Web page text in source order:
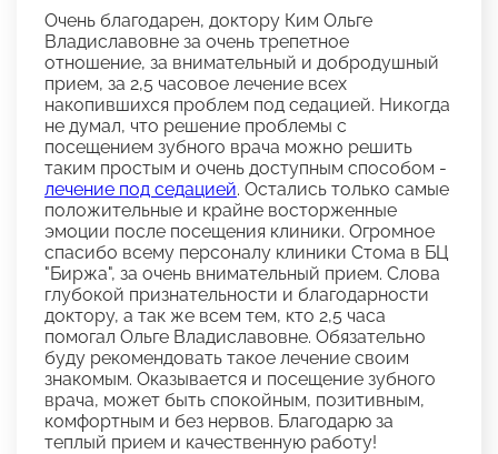
Очень благодарен, доктору Ким Ольге
Владиславовне за очень трепетное
отношение, за внимательный и добродушный
прием, за 2,5 часовое лечение всех
накопившихся проблем под седацией. Никогда
не думал, что решение проблемы с
посещением зубного врача можно решить
таким простым и очень доступным способом -
лечение под седацией. Остались только самые
положительные и крайне восторженные
эмоции после посещения клиники. Огромное
спасибо всему персоналу клиники Стома в БЦ
"Биржа", за очень внимательный прием. Слова
глубокой признательности и благодарности
доктору, а так же всем тем, кто 2,5 часа
помогал Ольге Владиславовне. Обязательно
буду рекомендовать такое лечение своим
знакомым. Оказывается и посещение зубного
врача, может быть спокойным, позитивным,
комфортным и без нервов. Благодарю за
теплый прием и качественную работу!